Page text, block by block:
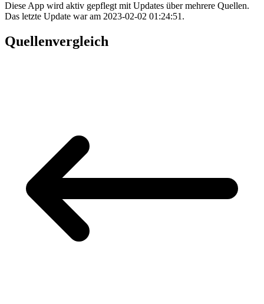
Diese App wird aktiv gepflegt mit Updates über mehrere Quellen.
Das letzte Update war am 2023-02-02 01:24:51.
Quellenvergleich